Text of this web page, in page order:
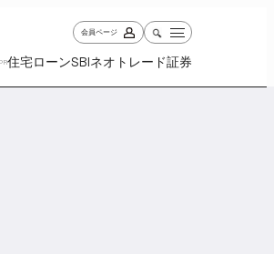
会員ページ
PR住宅ローンSBIネオトレード証券